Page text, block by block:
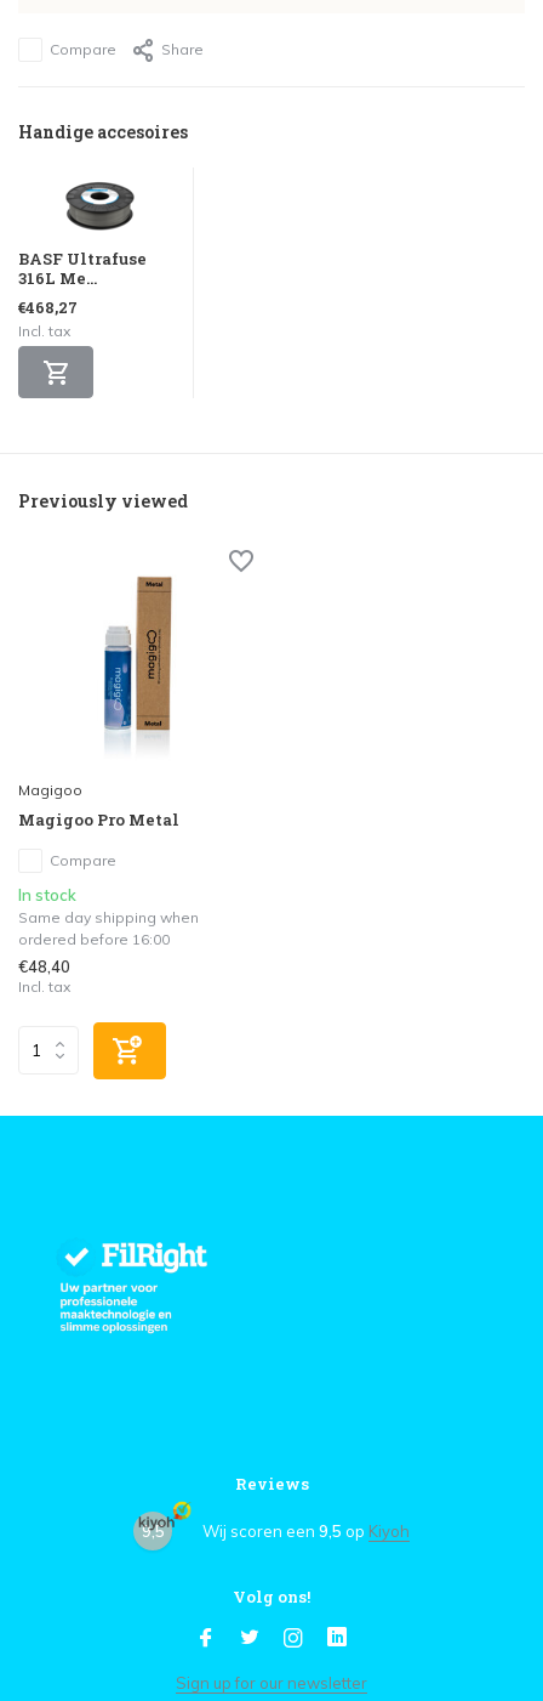
Compare Share
Handige accesoires
BASF Ultrafuse
316L Me...
€468,27
Incl. tax
Previously viewed
Magigoo
Magigoo Pro Metal
Compare
In stock
Same day shipping when
ordered before 16:00
€48,40
Incl. tax
Reviews
9,5 Wij scoren een 9,5 op Kiyoh
Volg ons!
Sign up for our newsletter